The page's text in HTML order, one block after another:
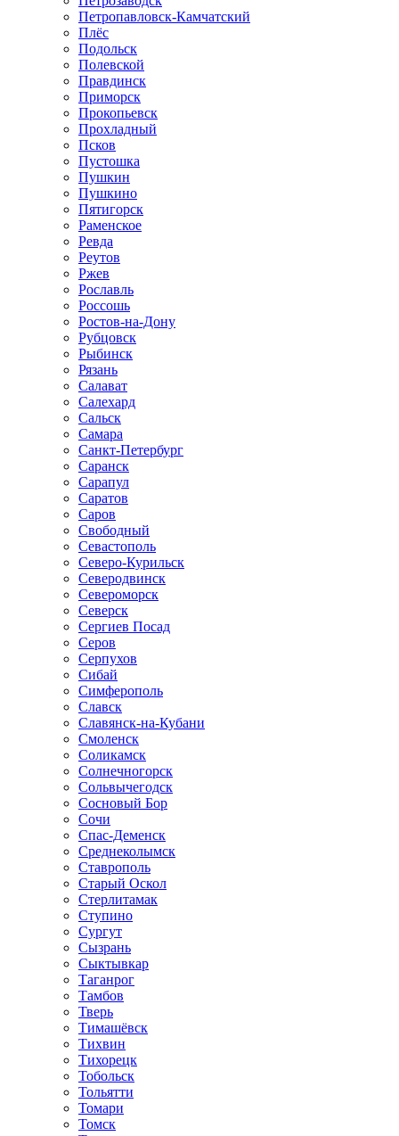
Петропавловск-Камчатский
Плёс
Подольск
Полевской
Правдинск
Приморск
Прокопьевск
Прохладный
Псков
Пустошка
Пушкин
Пушкино
Пятигорск
Раменское
Ревда
Реутов
Ржев
Рославль
Россошь
Ростов-на-Дону
Рубцовск
Рыбинск
Рязань
Салават
Салехард
Сальск
Самара
Санкт-Петербург
Саранск
Сарапул
Саратов
Саров
Свободный
Севастополь
Северо-Курильск
Северодвинск
Североморск
Северск
Сергиев Посад
Серов
Серпухов
Сибай
Симферополь
Славск
Славянск-на-Кубани
Смоленск
Соликамск
Солнечногорск
Сольвычегодск
Сосновый Бор
Сочи
Спас-Деменск
Среднеколымск
Ставрополь
Старый Оскол
Стерлитамак
Ступино
Сургут
Сызрань
Сыктывкар
Таганрог
Тамбов
Тверь
Тимашёвск
Тихвин
Тихорецк
Тобольск
Тольятти
Томари
Томск